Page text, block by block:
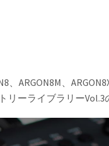
ARGON8M、
ーライブラリーVol.3